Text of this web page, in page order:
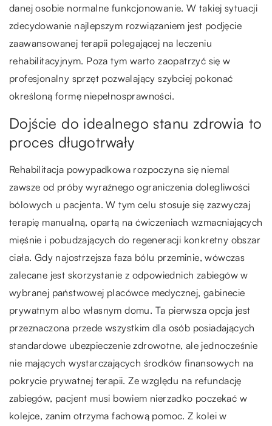
danej osobie normalne funkcjonowanie. W takiej sytuacji
zdecydowanie najlepszym rozwiązaniem jest podjęcie
zaawansowanej terapii polegającej na leczeniu
rehabilitacyjnym. Poza tym warto zaopatrzyć się w
profesjonalny sprzęt pozwalający szybciej pokonać
określoną formę niepełnosprawności.
Dojście do idealnego stanu zdrowia to
proces długotrwały
Rehabilitacja powypadkowa rozpoczyna się niemal
zawsze od próby wyraźnego ograniczenia dolegliwości
bólowych u pacjenta. W tym celu stosuje się zazwyczaj
terapię manualną, opartą na ćwiczeniach wzmacniających
mięśnie i pobudzających do regeneracji konkretny obszar
ciała. Gdy najostrzejsza faza bólu przeminie, wówczas
zalecane jest skorzystanie z odpowiednich zabiegów w
wybranej państwowej placówce medycznej, gabinecie
prywatnym albo własnym domu. Ta pierwsza opcja jest
przeznaczona przede wszystkim dla osób posiadających
standardowe ubezpieczenie zdrowotne, ale jednocześnie
nie mających wystarczających środków finansowych na
pokrycie prywatnej terapii. Ze względu na refundację
zabiegów, pacjent musi bowiem nierzadko poczekać w
kolejce, zanim otrzyma fachową pomoc. Z kolei w